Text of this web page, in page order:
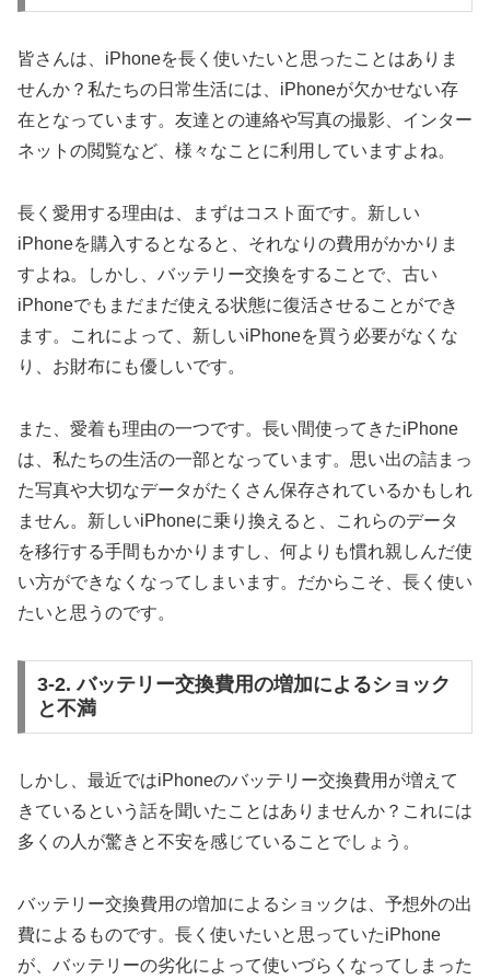
皆さんは、iPhoneを長く使いたいと思ったことはありま
せんか？私たちの日常生活には、iPhoneが欠かせない存
在となっています。友達との連絡や写真の撮影、インター
ネットの閲覧など、様々なことに利用していますよね。
長く愛用する理由は、まずはコスト面です。新しい
iPhoneを購入するとなると、それなりの費用がかかりま
すよね。しかし、バッテリー交換をすることで、古い
iPhoneでもまだまだ使える状態に復活させることができ
ます。これによって、新しいiPhoneを買う必要がなくな
り、お財布にも優しいです。
また、愛着も理由の一つです。長い間使ってきたiPhone
は、私たちの生活の一部となっています。思い出の詰まっ
た写真や大切なデータがたくさん保存されているかもしれ
ません。新しいiPhoneに乗り換えると、これらのデータ
を移行する手間もかかりますし、何よりも慣れ親しんだ使
い方ができなくなってしまいます。だからこそ、長く使い
たいと思うのです。
3-2. バッテリー交換費用の増加によるショック
と不満
しかし、最近ではiPhoneのバッテリー交換費用が増えて
きているという話を聞いたことはありませんか？これには
多くの人が驚きと不安を感じていることでしょう。
バッテリー交換費用の増加によるショックは、予想外の出
費によるものです。長く使いたいと思っていたiPhone
が、バッテリーの劣化によって使いづらくなってしまった